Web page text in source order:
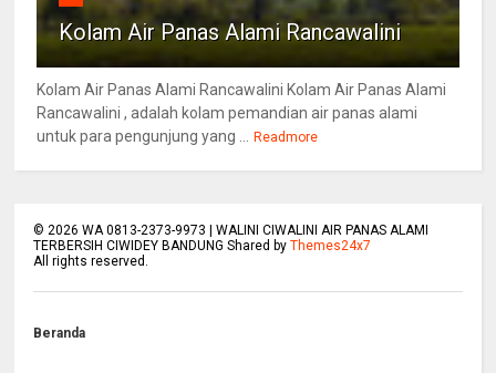
Kolam Air Panas Alami Rancawalini
Kolam Air Panas Alami Rancawalini Kolam Air Panas Alami
Rancawalini , adalah kolam pemandian air panas alami
untuk para pengunjung yang ...
Readmore
© 2026 WA 0813-2373-9973 | WALINI CIWALINI AIR PANAS ALAMI
TERBERSIH CIWIDEY BANDUNG Shared byThemes24x7
All rights reserved.
Beranda